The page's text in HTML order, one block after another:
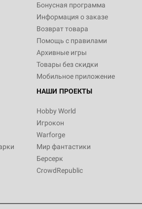
Бонусная программа
Информация о заказе
Возврат товара
Помощь с правилами
Архивные игры
Товары без скидки
Мобильное приложение
НАШИ ПРОЕКТЫ
Hobby World
Игрокон
Warforge
Мир фантастики
Берсерк
CrowdRepublic